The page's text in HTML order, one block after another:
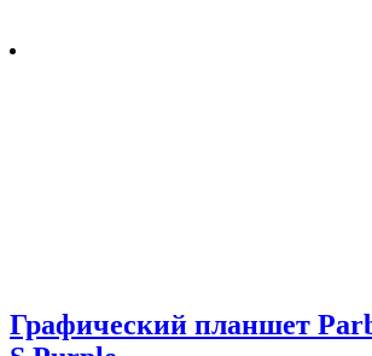
Графический планшет